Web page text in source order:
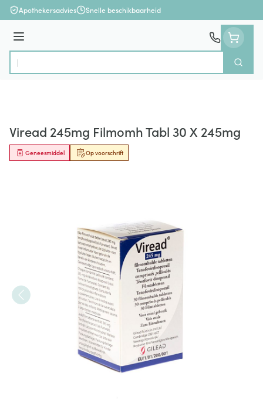
Ga naar de inhoud
Apothekersadvies Snelle beschikbaarheid
Menu
Product, merk, categorie...
Zoek
Viread 245mg Filmomh Tabl 30 X 245mg
Op voorschrift
Geneesmiddel